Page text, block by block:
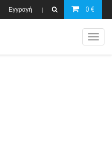
Εγγραγή | 0 €
Toggle